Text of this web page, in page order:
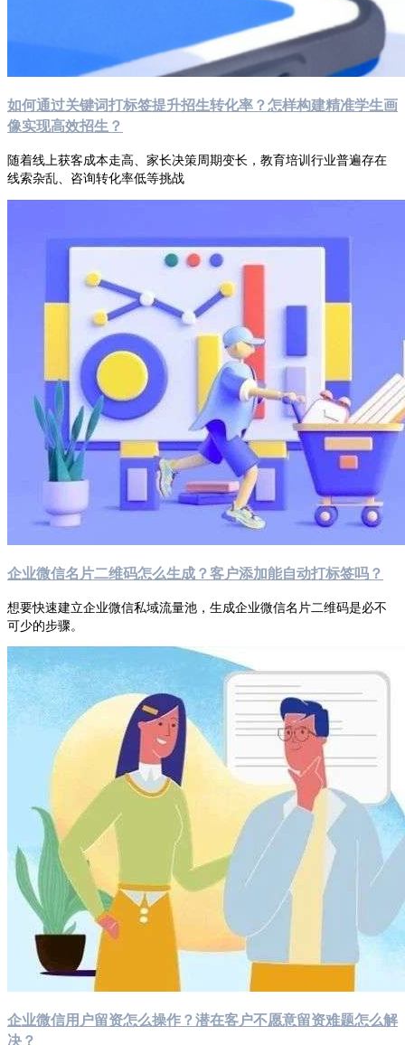
如何通过关键词打标签提升招生转化率？怎样构建精准学生画
像实现高效招生？
随着线上获客成本走高、家长决策周期变长，教育培训行业普遍存在
线索杂乱、咨询转化率低等挑战
企业微信名片二维码怎么生成？客户添加能自动打标签吗？
想要快速建立企业微信私域流量池，生成企业微信名片二维码是必不
可少的步骤。
企业微信用户留资怎么操作？潜在客户不愿意留资难题怎么解
决？